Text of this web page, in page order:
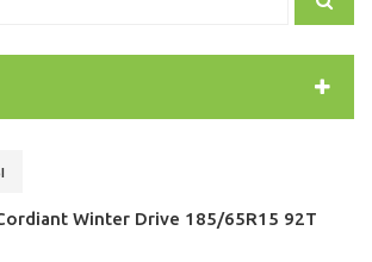
Winter Drive 185/65R15 92T